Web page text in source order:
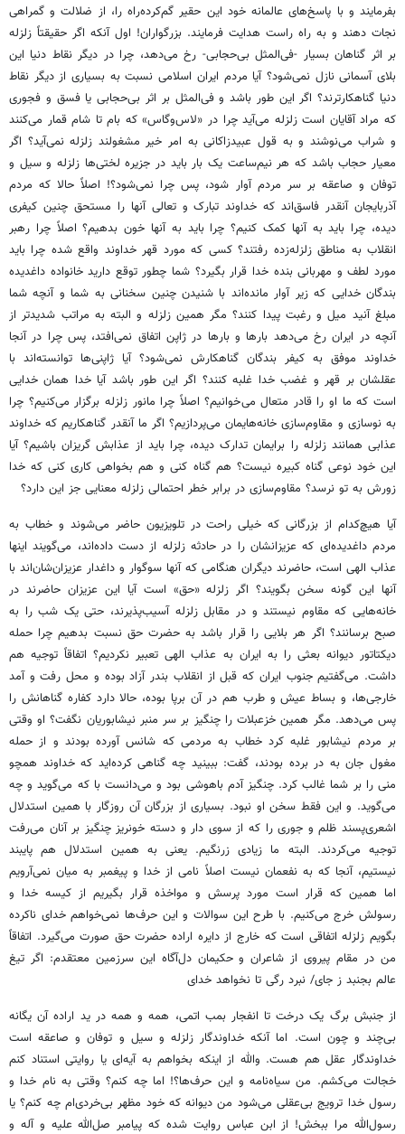
بفرمایند و با پاسخ‌های عالمانه خود این حقیر گم‌کرده‌‌راه را، از ضلالت و گمراهی
نجات دهند و به راه راست هدایت فرمایند. بزرگواران! اول آنکه اگر حقیقتاً زلزله
بر اثر گناهان بسیار -فی‌المثل بی‌حجابی- رخ می‌دهد، چرا در دیگر نقاط دنیا این
بلای آسمانی نازل نمی‌شود؟ آیا مردم ایران اسلامی نسبت به بسیاری از دیگر نقاط
دنیا گناهکارترند؟ اگر این طور باشد و فی‌المثل بر اثر بی‌حجابی یا فسق و فجوری
که مراد آقایان است زلزله می‌آید چرا در «لاس‌وگاس» که بام تا شام قمار می‌کنند
و شراب می‌نوشند و به قول عبیدزاکانی به امر خیر مشغولند زلزله نمی‌آید؟ اگر
معیار حجاب باشد که هر نیم‌ساعت یک بار باید در جزیره لختی‌ها زلزله و سیل و
توفان و صاعقه بر سر مردم آوار شود، پس چرا نمی‌شود؟! اصلاً حالا که مردم
آذربایجان آنقدر فاسق‌اند که خداوند تبارک و تعالی آنها را مستحق چنین کیفری
دیده، چرا باید به آنها کمک کنیم؟ چرا باید به آنها خون بدهیم؟ اصلاً چرا رهبر
انقلاب به مناطق زلزله‌زده رفتند؟ کسی که مورد قهر خداوند واقع شده چرا باید
مورد لطف و مهربانی بنده خدا قرار بگیرد؟ شما چطور توقع دارید خانواده داغدیده
بندگان خدایی که زیر آوار مانده‌اند با شنیدن چنین سخنانی به شما و آنچه شما
مبلغ آنید میل و رغبت پیدا کنند؟ مگر همین زلزله و البته به مراتب شدیدتر از
آنچه در ایران رخ می‌دهد بارها و بارها در ژاپن اتفاق نمی‌افتد، پس چرا در آنجا
خداوند موفق به کیفر بندگان گناهکارش نمی‌شود؟ آیا ژاپنی‌ها توانسته‌اند با
عقلشان بر قهر و غضب خدا غلبه کنند؟ اگر این طور باشد آیا خدا همان خدایی
است که ما او را قادر متعال می‌خوانیم؟ اصلاً چرا مانور زلزله برگزار می‌کنیم؟ چرا
به نوسازی و مقاوم‌سازی خانه‌هایمان می‌پردازیم؟ اگر ما آنقدر گناهکاریم که خداوند
عذابی همانند زلزله را برایمان تدارک دیده، چرا باید از عذابش گریزان باشیم؟ آیا
این خود نوعی گناه کبیره نیست؟ هم گناه کنی و هم بخواهی کاری کنی که خدا
زورش به تو نرسد؟ مقاوم‌سازی در برابر خطر احتمالی زلزله معنایی جز این دارد؟
آیا هیچ‌کدام از بزرگانی که خیلی راحت در تلویزیون حاضر می‌شوند و خطاب به
مردم داغدیده‌ای که عزیزانشان را در حادثه زلزله از دست داده‌اند، می‌گویند اینها
عذاب الهی است، حاضرند دیگران هنگامی که آنها سوگوار و داغدار عزیزان‌شان‌اند با
آنها این گونه سخن بگویند؟ اگر زلزله «حق» است آیا این عزیزان حاضرند در
خانه‌هایی که مقاوم نیستند و در مقابل زلزله آسیب‌پذیرند، حتی یک شب را به
صبح برسانند؟ اگر هر بلایی را قرار باشد به حضرت حق نسبت بدهیم چرا حمله
دیکتاتور دیوانه بعثی را به ایران به عذاب الهی تعبیر نکردیم؟ اتفاقاً توجیه هم
داشت. می‌‌گفتیم جنوب ایران که قبل از انقلاب بندر آزاد بوده و محل رفت و آمد
خارجی‌ها، و بساط عیش و طرب هم در آن برپا بوده، حالا دارد کفاره گناهانش را
پس می‌دهد. مگر همین خزعبلات را چنگیز بر سر منبر نیشابوریان نگفت؟ او وقتی
بر مردم نیشابور غلبه کرد خطاب به مردمی که شانس آورده بودند و از حمله
مغول جان به در برده بودند، گفت: ببینید چه گناهی کرده‌اید که خداوند همچو
منی را بر شما غالب کرد. چنگیز آدم باهوشی بود و می‌دانست با که می‌گوید و چه
می‌گوید. و این فقط سخن او نبود. بسیاری از بزرگان آن روزگار با همین استدلال
اشعری‌پسند ظلم و جوری را که از سوی دار و دسته خونریز چنگیز بر آنان می‌رفت
توجیه می‌کردند. البته ما زیادی زرنگیم. یعنی به همین استدلال هم پایبند
نیستیم، آنجا که به نفعمان نیست اصلاً نامی از خدا و پیغمبر به میان نمی‌آرویم
اما همین که قرار است مورد پرسش و مواخذه قرار بگیریم از کیسه خدا و
رسولش خرج می‌کنیم. با طرح این سوالات و این حرف‌ها نمی‌خواهم خدای ناکرده
بگویم زلزله اتفاقی است که خارج از دایره اراده حضرت حق صورت می‌گیرد. اتفاقاً
من در مقام پیروی از شاعران و حکیمان دل‌آگاه این سرزمین معتقدم: اگر تیغ
عالم بجنبد ز جای/ نبرد رگی تا نخواهد خدای
از جنبش برگ یک درخت تا انفجار بمب اتمی، همه و همه در ید اراده آن یگانه
بی‌چند و چون است. اما آنکه خداوندگار زلزله و سیل و توفان و صاعقه است
خداوندگار عقل هم هست. والله از اینکه بخواهم به آیه‌ای یا روایتی استناد کنم
خجالت می‌کشم. من سیاه‌نامه و این حرف‌ها؟! اما چه کنم؟ وقتی به نام خدا و
رسول خدا ترویج بی‌عقلی می‌شود من دیوانه که خود مظهر بی‌خردی‌ام چه کنم؟ یا
رسول‌الله مرا ببخش! از ابن عباس روایت شده که پیامبر صل‌الله علیه و آله و